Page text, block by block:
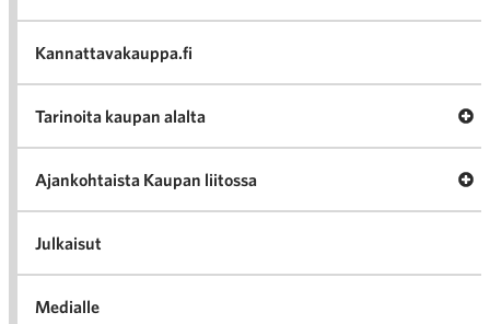
Kannattavakauppa.fi
Tarinoita kaupan alalta
Ajankohtaista Kaupan liitossa
Julkaisut
Medialle